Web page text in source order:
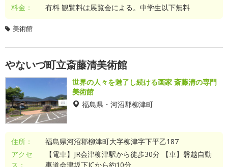
料金： 有料 観覧料は展覧会による。中学生以下無料
美術館
やないづ町立斎藤清美術館
世界の人々を魅了し続ける画家 斎藤清の専門
美術館
福島県・河沼郡柳津町
住所：
福島県河沼郡柳津町大字柳津字下平乙187
アクセ
ス：
【電車】JR会津柳津駅から徒歩30分 【車】磐越自動
車道会津坂下ICから約10分